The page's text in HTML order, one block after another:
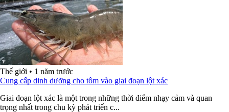
Thế giới • 1 năm trước
Cung cấp dinh dưỡng cho tôm vào giai đoạn lột xác
Giai đoạn lột xác là một trong những thời điểm nhạy cảm và quan
trọng nhất trong chu kỳ phát triển c...